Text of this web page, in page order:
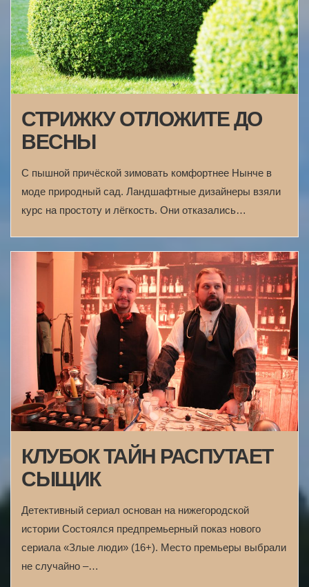
СТРИЖКУ ОТЛОЖИТЕ ДО
ВЕСНЫ
С пышной причёской зимовать комфортнее Нынче в
моде природный сад. Ландшафтные дизайнеры взяли
курс на простоту и лёгкость. Они отказались…
КЛУБОК ТАЙН РАСПУТАЕТ
СЫЩИК
Детективный сериал основан на нижегородской
истории Состоялся предпремьерный показ нового
сериала «Злые люди» (16+). Место премьеры выбрали
не случайно –…